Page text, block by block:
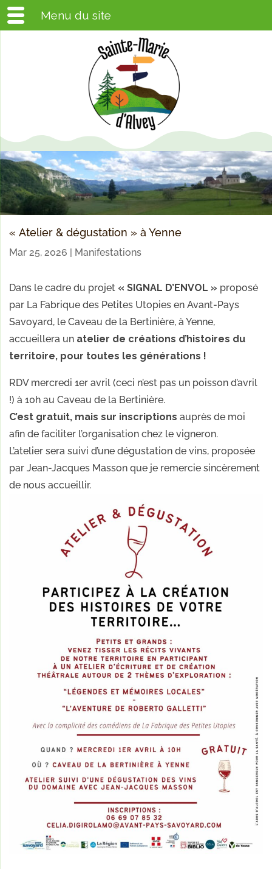
« Atelier & dégustation » à Yenne
Mar 25, 2026 | Manifestations
Dans le cadre du projet « SIGNAL D’ENVOL » proposé
par La Fabrique des Petites Utopies en Avant-Pays
Savoyard, le Caveau de la Bertinière, à Yenne,
accueillera un atelier de créations d’histoires du
territoire, pour toutes les générations !
RDV mercredi 1er avril (ceci n’est pas un poisson d’avril
!) à 10h au Caveau de la Bertinière.
C’est gratuit, mais sur inscriptions auprès de moi
afin de faciliter l’organisation chez le vigneron.
L’atelier sera suivi d’une dégustation de vins, proposée
par Jean-Jacques Masson que je remercie sincèrement
de nous accueillir.
Menu du site